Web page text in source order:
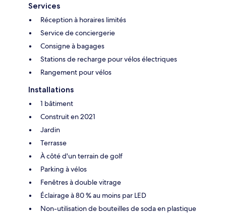
Services
Réception à horaires limités
Service de conciergerie
Consigne à bagages
Stations de recharge pour vélos électriques
Rangement pour vélos
Installations
1 bâtiment
Construit en 2021
Jardin
Terrasse
À côté d'un terrain de golf
Parking à vélos
Fenêtres à double vitrage
Éclairage à 80 % au moins par LED
Non-utilisation de bouteilles de soda en plastique